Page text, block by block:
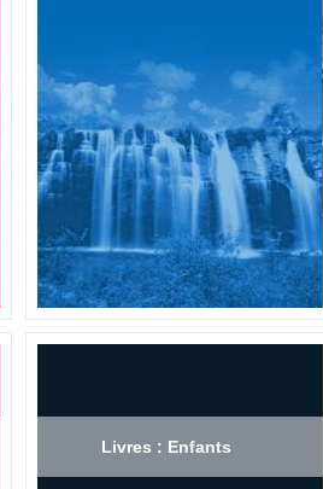
Livres : Enfants